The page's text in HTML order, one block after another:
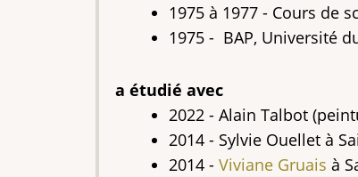
1975 à 1977 - Cours de
1975 - BAP, Université
a étudié avec
2022 - Alain Talbot
2014 - Sylvie Ouellet à
2014 - Viviane Gruais à